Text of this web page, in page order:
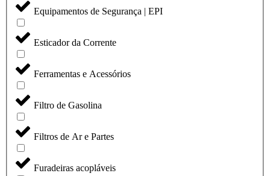
Equipamentos de Segurança | EPI
Esticador da Corrente
Ferramentas e Acessórios
Filtro de Gasolina
Filtros de Ar e Partes
Furadeiras acopláveis